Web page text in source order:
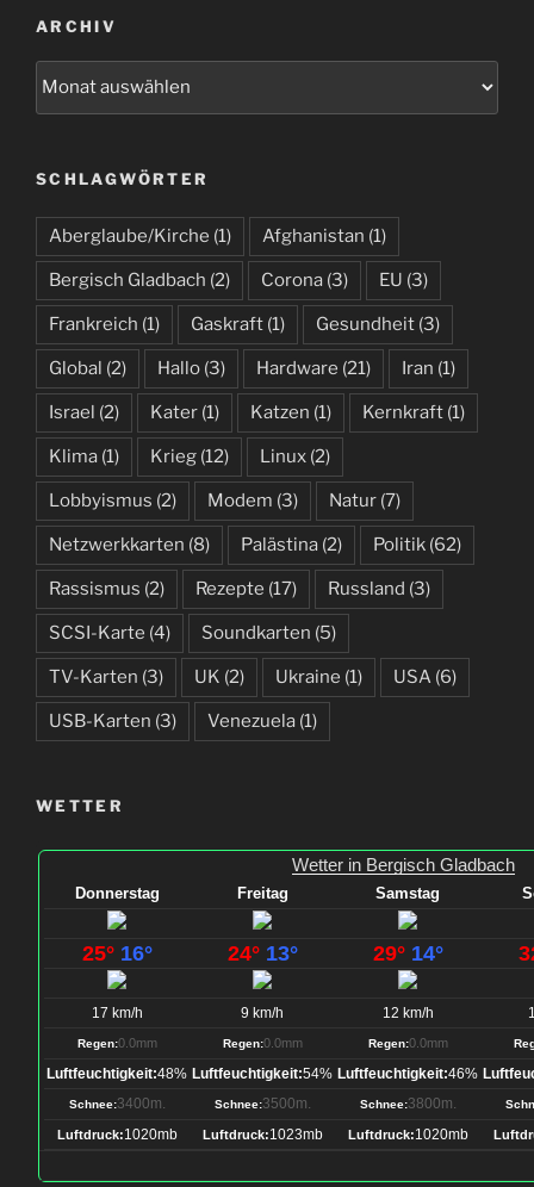
ARCHIV
SCHLAGWÖRTER
Aberglaube/Kirche (1) Afghanistan (1)
Bergisch Gladbach (2) Corona (3) EU (3)
Frankreich (1) Gaskraft (1) Gesundheit (3)
Global (2) Hallo (3) Hardware (21) Iran (1)
Israel (2) Kater (1) Katzen (1) Kernkraft (1)
Klima (1) Krieg (12) Linux (2)
Lobbyismus (2) Modem (3) Natur (7)
Netzwerkkarten (8) Palästina (2) Politik (62)
Rassismus (2) Rezepte (17) Russland (3)
SCSI-Karte (4) Soundkarten (5)
TV-Karten (3) UK (2) Ukraine (1) USA (6)
USB-Karten (3) Venezuela (1)
WETTER
Wetter in Bergisch Gladbach
Donnerstag
25° 16°
17 km/h
Regen:0.0mm
Luftfeuchtigkeit:48%
Schnee:3400m.
Luftdruck:1020mb
Freitag
24° 13°
9 km/h
Regen:0.0mm
Luftfeuchtigkeit:54%
Schnee:3500m.
Luftdruck:1023mb
Samstag
29° 14°
12 km/h
Regen:0.0mm
Luftfeuchtigkeit:46%
Schnee:3800m.
Luftdruck:1020mb